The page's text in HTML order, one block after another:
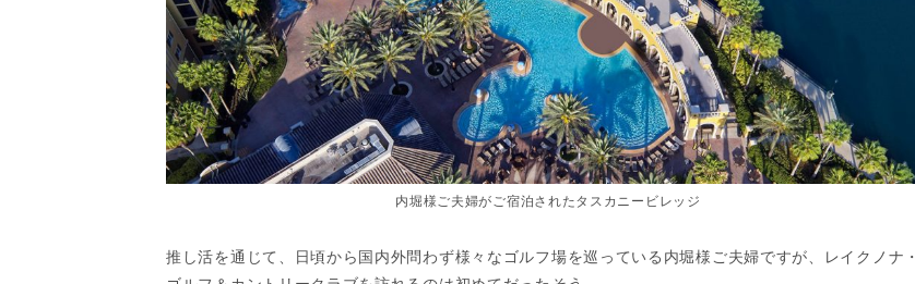
内堀様ご夫婦がご宿泊されたタスカニービレッジ
推し活を通じて、日頃から国内外問わず様々なゴルフ場を巡っている内堀様ご夫婦ですが、レイクノナ・